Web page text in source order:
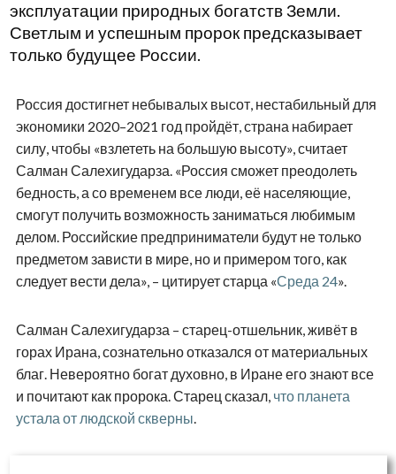
эксплуатации природных богатств Земли.
Светлым и успешным пророк предсказывает
только будущее России.
Россия достигнет небывалых высот, нестабильный для
экономики 2020–2021 год пройдёт, страна набирает
силу, чтобы «взлететь на большую высоту», считает
Салман Салехигударза. «Россия сможет преодолеть
бедность, а со временем все люди, её населяющие,
смогут получить возможность заниматься любимым
делом. Российские предприниматели будут не только
предметом зависти в мире, но и примером того, как
следует вести дела», – цитирует старца «Среда 24».
Салман Салехигударза – старец-отшельник, живёт в
горах Ирана, сознательно отказался от материальных
благ. Невероятно богат духовно, в Иране его знают все
и почитают как пророка. Старец сказал, что планета
устала от людской скверны.